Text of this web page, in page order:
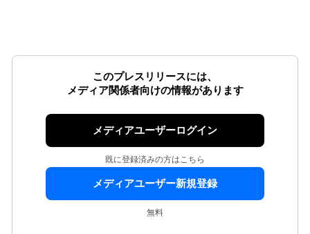
このプレスリリースには、
メディア関係者向けの情報があります
メディアユーザーログイン
既に登録済みの方はこちら
メディアユーザー新規登録
無料